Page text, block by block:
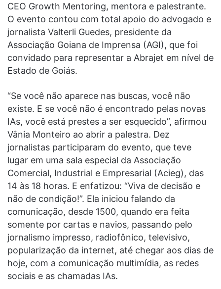
CEO Growth Mentoring, mentora e palestrante.
O evento contou com total apoio do advogado e
jornalista Valterli Guedes, presidente da
Associação Goiana de Imprensa (AGI), que foi
convidado para representar a Abrajet em nível de
Estado de Goiás.
“Se você não aparece nas buscas, você não
existe. E se você não é encontrado pelas novas
IAs, você está prestes a ser esquecido”, afirmou
Vânia Monteiro ao abrir a palestra. Dez
jornalistas participaram do evento, que teve
lugar em uma sala especial da Associação
Comercial, Industrial e Empresarial (Acieg), das
14 às 18 horas. E enfatizou: “Viva de decisão e
não de condição!”. Ela iniciou falando da
comunicação, desde 1500, quando era feita
somente por cartas e navios, passando pelo
jornalismo impresso, radiofônico, televisivo,
popularização da internet, até chegar aos dias de
hoje, com a comunicação multimídia, as redes
sociais e as chamadas IAs.